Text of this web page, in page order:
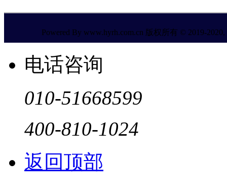
Powered By www.hyrh.com.cn 版权所有 © 2019-
电话咨询
010-51668599
400-810-1024
返回顶部